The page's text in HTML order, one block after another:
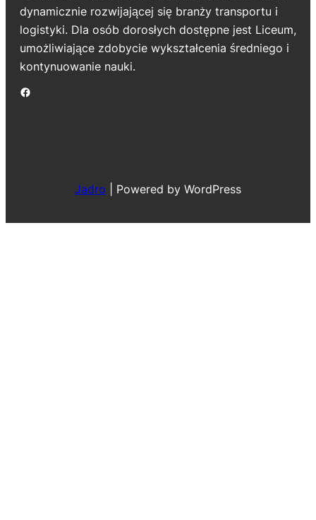
dynamicznie rozwijającej się branży transportu i
logistyki. Dla osób dorosłych dostępne jest Liceum,
umożliwiające zdobycie wykształcenia średniego i
kontynuowanie nauki.
Jadro Powered by WordPress